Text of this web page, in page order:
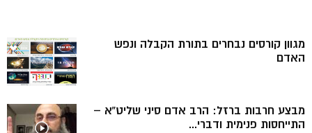
מגוון קורסים נבחרים בתורת הקבלה ונפש
האדם
מבצע חרבות ברזל: הרב אדם סיני שליט”א –
התייחסות פנימית ודברי...